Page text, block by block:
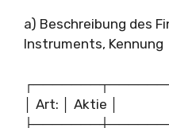
a) Beschreibung des
Instruments, Kennung
│ Art: │ Aktie │